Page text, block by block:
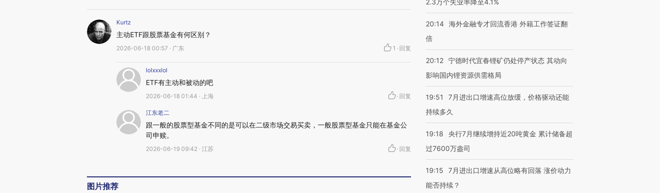
Kurtz
主动ETF跟股票基金有何区别？
2026-06-18 00:57 · 广东 1 · 回复
lolxxxlol
ETF有主动和被动的吧
2026-06-18 01:44 · 上海 · 回复
江东老二
跟一般的股票型基金不同的是可以在二级市场交易买卖，一般股票型基金只能在基金公
司申赎。
2026-06-19 09:42 · 江苏 · 回复
图片推荐
2.3万个失业率降至4.1%
20:14 海外金融专才回流香港 外籍工作签证翻
倍
20:12 宁德时代宜春锂矿仍处停产状态 其动向
影响国内锂资源供需格局
19:51
7月进出口增速高位放缓，价格驱动还能
持续多久
19:18
央行7月继续增持近20吨黄金 累计储备超
过7600万盎司
19:15
7月进出口增速从高位略有回落 涨价动力
能否持续？